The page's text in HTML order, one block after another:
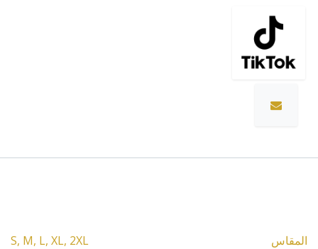
المقاس S, M, L, XL, 2XL